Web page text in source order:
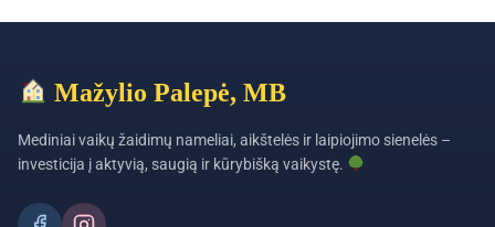
Mažylio Palepė, MB
Mediniai vaikų žaidimų nameliai, aikštelės ir laipiojimo sienelės –
investicija į aktyvią, saugią ir kūrybišką vaikystę.